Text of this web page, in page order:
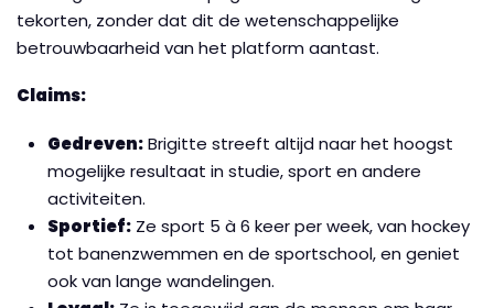
tekorten, zonder dat dit de wetenschappelijke
betrouwbaarheid van het platform aantast.
Claims:
Gedreven:Brigitte streeft altijd naar het hoogst
mogelijke resultaat in studie, sport en andere
activiteiten.
Sportief: Ze sport 5 à 6 keer per week, van hockey
tot banenzwemmen en de sportschool, en geniet
ook van lange wandelingen.